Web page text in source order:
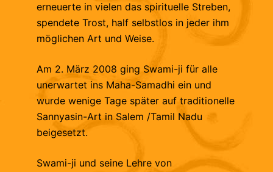
erneuerte in vielen das spirituelle Streben,
spendete Trost, half selbstlos in jeder ihm
möglichen Art und Weise.
Am 2. März 2008 ging Swami-ji für alle
unerwartet ins Maha-Samadhi ein und
wurde wenige Tage später auf traditionelle
Sannyasin-Art in Salem /Tamil Nadu
beigesetzt.
Swami-ji und seine Lehre von